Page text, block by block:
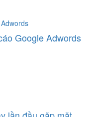
Google Adwords